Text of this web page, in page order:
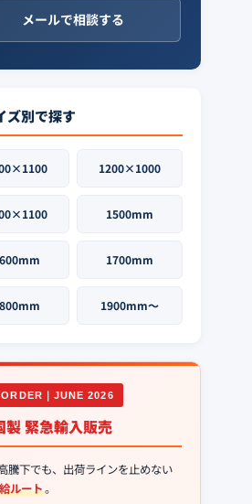
メールで相談する
ズ別で探す
1200×1000
1500mm
1700mm
1900mm〜
｜JUNE 2026
製 緊急輸入販売
騰下でも、出荷ラインを止めない
ルート。